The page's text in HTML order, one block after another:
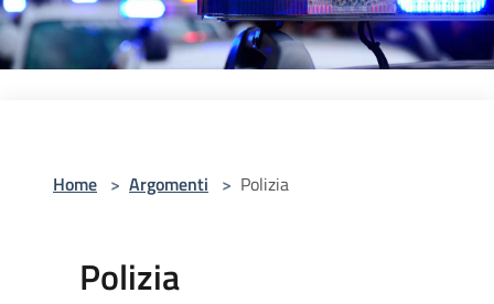
Home > Argomenti > Polizia
Polizia